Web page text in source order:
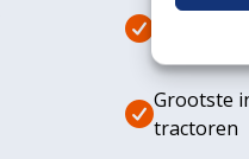
Diverse
Grootste
tractoren